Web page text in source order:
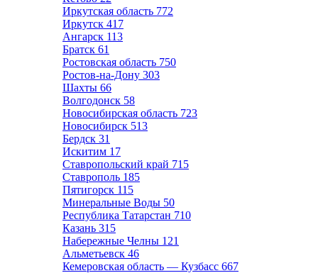
Иркутская область 772
Иркутск 417
Ангарск 113
Братск 61
Ростовская область 750
Ростов-на-Дону 303
Шахты 66
Волгодонск 58
Новосибирская область 723
Новосибирск 513
Бердск 31
Искитим 17
Ставропольский край 715
Ставрополь 185
Пятигорск 115
Минеральные Воды 50
Республика Татарстан 710
Казань 315
Набережные Челны 121
Альметьевск 46
Кемеровская область — Кузбасс 667